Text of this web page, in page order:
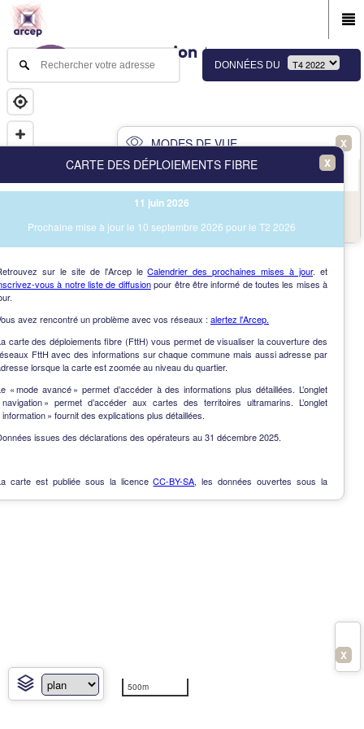
500m
DONNÉES DU
MODES DE VUE X
Vue des immeubles et des communes
X
CARTE DES DÉPLOIEMENTS FIBRE
11 juin 2026
Prochaine mise à jour le 10 septembre 2026 pour le T2 2026
sur le site de l'Arcep leCalendrier des prochaines mises à jour. et
vous à notre liste de diffusionpour être être informé de toutes les mises à
avez rencontré un problème avec vos réseaux : alertez l'Arcep.
carte des déploiements fibre (FttH) vous permet de visualiser la couverture des
FttH avec des informations sur chaque commune mais aussi adresse par
lorsque la carte est zoomée au niveau du quartier.
« mode avancé » permet d’accéder à des informations plus détaillées. L’onglet
navigation » permet d’accéder aux cartes des territoires ultramarins. L’onglet
information » fournit des explications plus détaillées.
issues des déclarations des opérateurs au 31 décembre 2025.
carte est publiée sous la licenceCC-BY-SA, les données ouvertes sous la
X
NAV